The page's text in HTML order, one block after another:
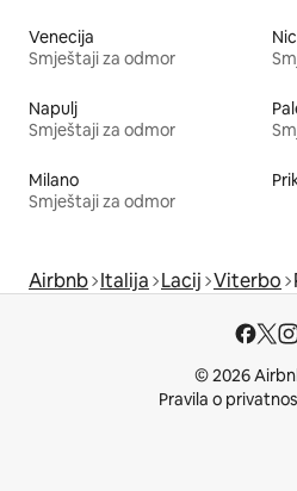
Venecija
Smještaji za odmor
Napulj
Smještaji za odmor
Milano
Smještaji za odmor
Airbnb Italija Lacij Viterbo
© 2026
Pravila o